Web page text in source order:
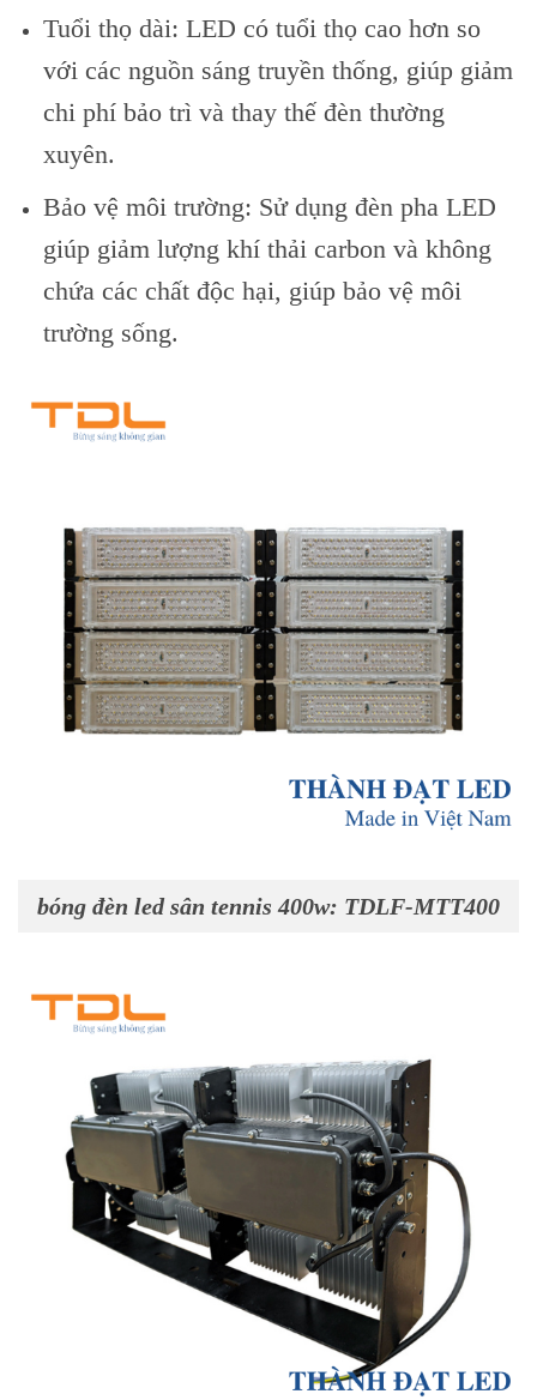
Tuổi thọ dài: LED có tuổi thọ cao hơn so
với các nguồn sáng truyền thống, giúp giảm
chi phí bảo trì và thay thế đèn thường
xuyên.
Bảo vệ môi trường: Sử dụng đèn pha LED
giúp giảm lượng khí thải carbon và không
chứa các chất độc hại, giúp bảo vệ môi
trường sống.
bóng đèn led sân tennis 400w: TDLF-MTT400